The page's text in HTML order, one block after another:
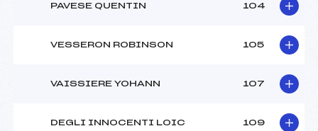
PAVESE QUENTIN 104
VESSERON ROBINSON 105
VAISSIERE YOHANN 107
DEGLI INNOCENTI LOIC 109